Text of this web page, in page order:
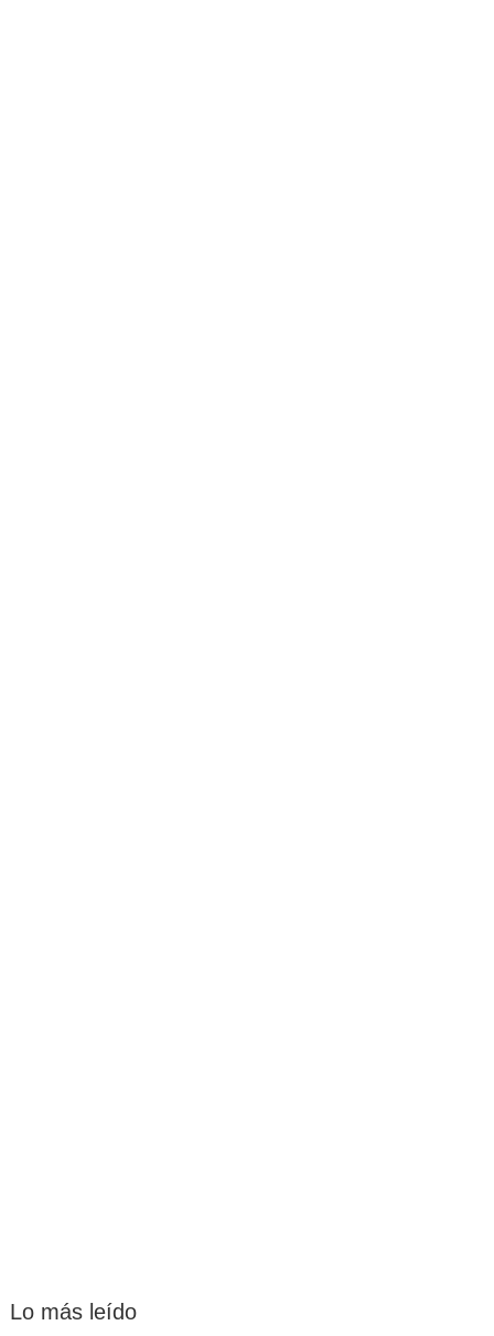
Lo más leído